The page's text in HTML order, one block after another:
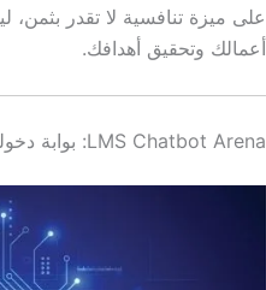
على ميزة تنافسية لا تقدر بثمن،
أعمالك وتحقيق أهدافك.
LMS Chatbot Arena: بوابة دخولك إلى أقوى نماذج الذكاء الاصطناعي